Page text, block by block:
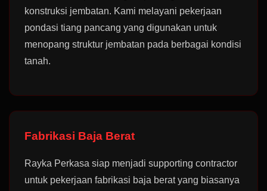
konstruksi jembatan. Kami melayani pekerjaan
pondasi tiang pancang yang digunakan untuk
menopang struktur jembatan pada berbagai kondisi
tanah.
Fabrikasi Baja Berat
Rayka Perkasa siap menjadi supporting contractor
untuk pekerjaan fabrikasi baja berat yang biasanya